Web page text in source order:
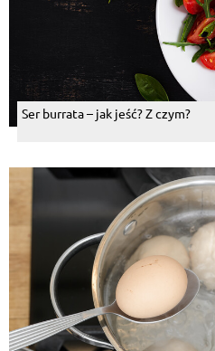
Ser burrata – jak jeść? Z czym?